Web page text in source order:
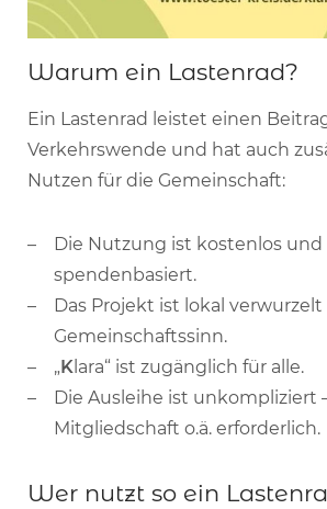
Warum ein Lastenrad?
Ein Lastenrad leistet einen
Verkehrswende und hat auch
Nutzen für die Gemeinschaft:
Die Nutzung ist kostenlos und
spendenbasiert.
Das Projekt ist lokal
Gemeinschaftssinn.
„K lara“ ist zugänglich für alle.
Die Ausleihe ist unkompliziert
Mitgliedschaft o.ä. erforderlich.
Wer nutzt so ein